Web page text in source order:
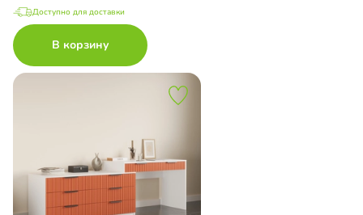
Доступно для доставки
В корзину